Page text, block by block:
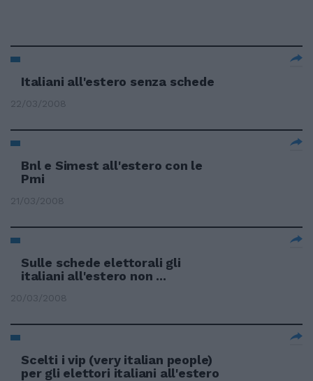
Italiani all'estero senza schede
22/03/2008
Bnl e Simest all'estero con le
Pmi
21/03/2008
Sulle schede elettorali gli
italiani all'estero non ...
20/03/2008
Scelti i vip (very italian people)
per gli elettori italiani all'estero